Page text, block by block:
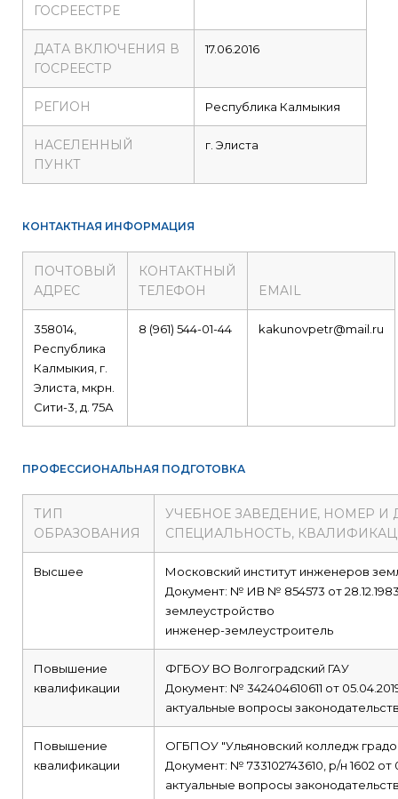
ГОСРЕЕСТРЕ
ДАТА ВКЛЮЧЕНИЯ В
ГОСРЕЕСТР
17.06.2016
РЕГИОН Республика Калмыкия
НАСЕЛЕННЫЙ
ПУНКТ
г. Элиста
КОНТАКТНАЯ ИНФОРМАЦИЯ
ПОЧТОВЫЙ
АДРЕС
КОНТАКТНЫЙ
ТЕЛЕФОН
EMAIL
358014,
Республика
Калмыкия, г.
Элиста, мкрн.
Сити-3, д. 75А
8 (961) 544-01-44 kakunovpetr@mail.ru
ПРОФЕССИОНАЛЬНАЯ ПОДГОТОВКА
ТИП
ОБРАЗОВАНИЯ
УЧЕБНОЕ ЗАВЕДЕНИЕ, НОМЕР
СПЕЦИАЛЬНОСТЬ,
Высшее
Московский институт инженеров
Документ: № ИВ № 854573 от
землеустройство
инженер-землеустроитель
Повышение
квалификации
ФГБОУ ВО Волгоградский ГАУ
Документ: № 342404610611 от
актуальные вопросы
Повышение
квалификации
ОГБПОУ "Ульяновский колледж
Документ: № 733102743610, р/н 1602 от
актуальные вопросы